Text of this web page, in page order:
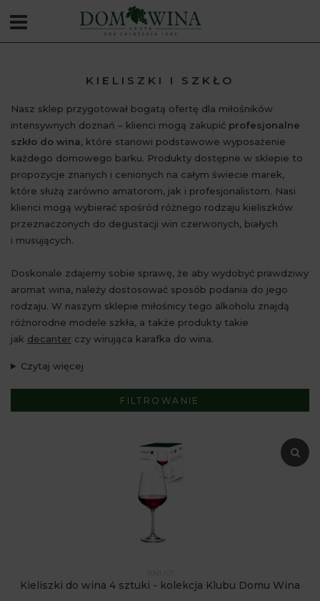
KIELISZKI I SZKŁO
Nasz sklep przygotował bogatą ofertę dla miłośników
intensywnych doznań – klienci mogą zakupić profesjonalne
szkło do wina, które stanowi podstawowe wyposażenie
każdego domowego barku. Produkty dostępne w sklepie to
propozycje znanych i cenionych na całym świecie marek,
które służą zarówno amatorom, jak i profesjonalistom. Nasi
klienci mogą wybierać spośród różnego rodzaju kieliszków
przeznaczonych do degustacji win czerwonych, białych
i musujących.
Doskonale zdajemy sobie sprawę, że aby wydobyć prawdziwy
aromat wina, należy dostosować sposób podania do jego
rodzaju. W naszym sklepie miłośnicy tego alkoholu znajdą
różnorodne modele szkła, a także produkty takie
jak decanter czy wirująca karafka do wina.
Czytaj więcej
FILTROWANIE
Kieliszki do wina 4 sztuki - kolekcja Klubu Domu Wina